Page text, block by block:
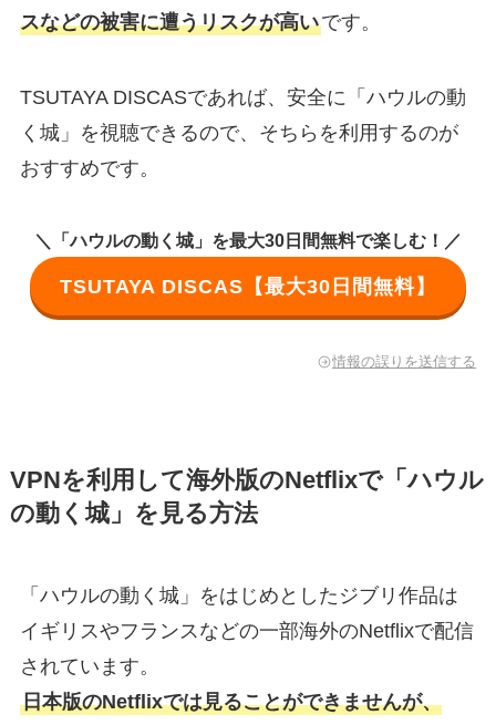
スなどの被害に遭うリスクが高いです。
TSUTAYA DISCASであれば、安全に「ハウルの動
く城」を視聴できるので、そちらを利用するのが
おすすめです。
＼「ハウルの動く城」を最大30日間無料で楽しむ！／
TSUTAYA DISCAS【最大30日間無料】
情報の誤りを送信する
VPNを利用して海外版のNetflixで「ハウル
の動く城」を見る方法
「ハウルの動く城」をはじめとしたジブリ作品は
イギリスやフランスなどの一部海外のNetflixで配信
されています。
日本版のNetflixでは見ることができませんが、